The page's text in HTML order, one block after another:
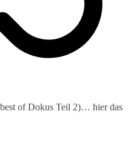
of Dokus Teil 2)… hier das